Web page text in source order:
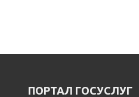
ПОРТАЛ ГОСУСЛУГ